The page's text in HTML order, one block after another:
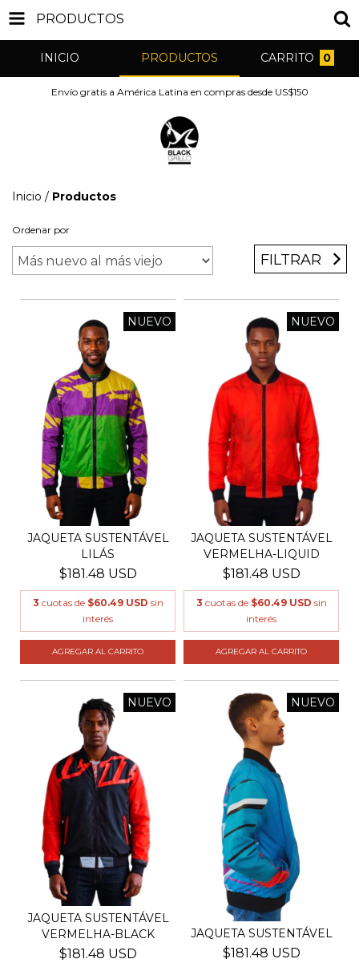
PRODUCTOS
INICIO PRODUCTOS CARRITO 0
Envío gratis a América Latina en compras desde US$150
Inicio / Productos
Ordenar por
FILTRAR
NUEVO
JAQUETA SUSTENTÁVEL
LILÁS
$181.48 USD
3 cuotas de $60.49 USD sin
interés
AGREGAR AL CARRITO
NUEVO
JAQUETA SUSTENTÁVEL
VERMELHA-LIQUID
$181.48 USD
3 cuotas de $60.49 USD sin
interés
AGREGAR AL CARRITO
NUEVO
JAQUETA SUSTENTÁVEL
VERMELHA-BLACK
$181.48 USD
NUEVO
JAQUETA SUSTENTÁVEL
$181.48 USD